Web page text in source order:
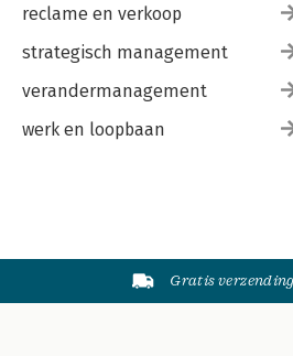
reclame en verkoop
strategisch management
verandermanagement
werk en loopbaan
Gratis